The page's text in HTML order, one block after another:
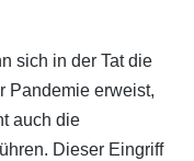
sich in der Tat die
Pandemie erweist,
auch die
Dieser Eingriff